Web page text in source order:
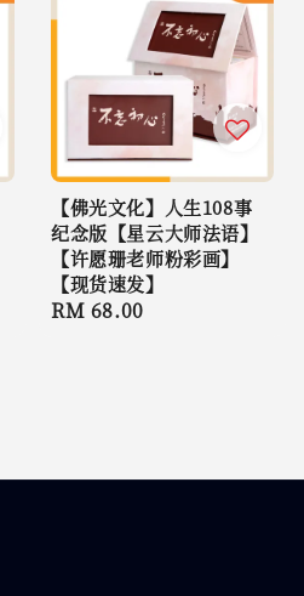
【佛光文化】人生108事
纪念版【星云大师法语】
【许愿珊老师粉彩画】
【现货速发】
Regular
RM 68.00